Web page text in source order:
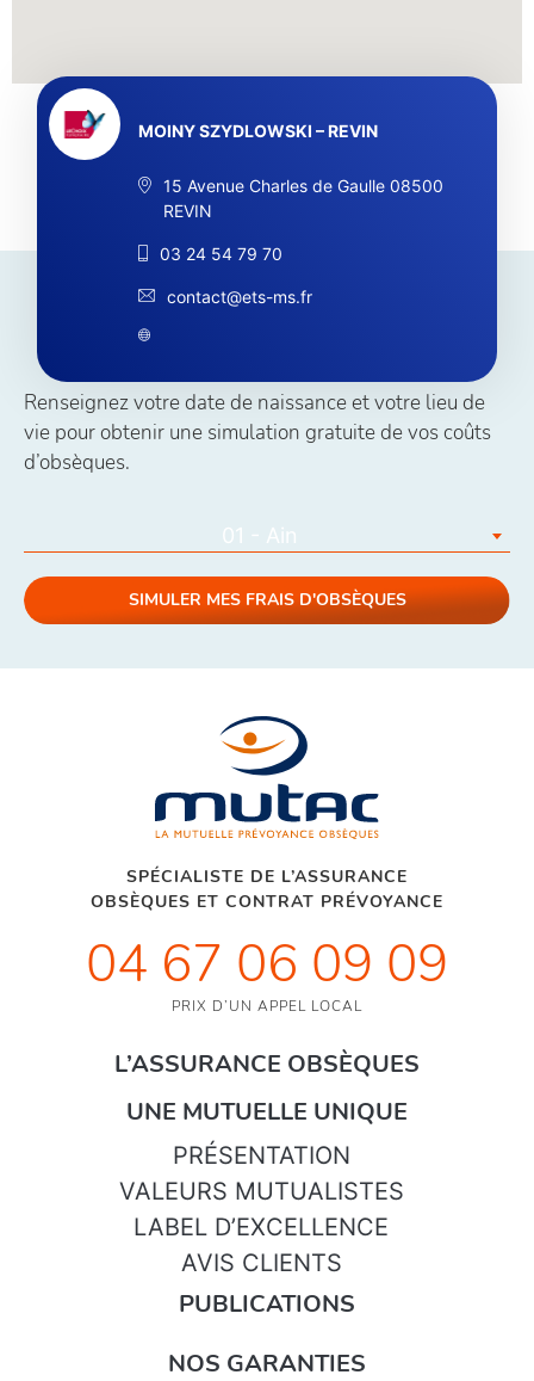
MOINY SZYDLOWSKI – REVIN
15 Avenue Charles de Gaulle 08500
REVIN
03 24 54 79 70
contact@ets-ms.fr
Simuler vos coûts obsèques
Renseignez votre date de naissance et votre lieu de
vie pour obtenir une simulation gratuite de vos coûts
d’obsèques.
01 - Ain
SIMULER MES FRAIS D'OBSÈQUES
SPÉCIALISTE DE L’ASSURANCE
OBSÈQUES ET CONTRAT PRÉVOYANCE
04 67 06 09 09
PRIX D’UN APPEL LOCAL
L’ASSURANCE OBSÈQUES
UNE MUTUELLE UNIQUE
PRÉSENTATION
VALEURS MUTUALISTES
LABEL D’EXCELLENCE
AVIS CLIENTS
PUBLICATIONS
NOS GARANTIES